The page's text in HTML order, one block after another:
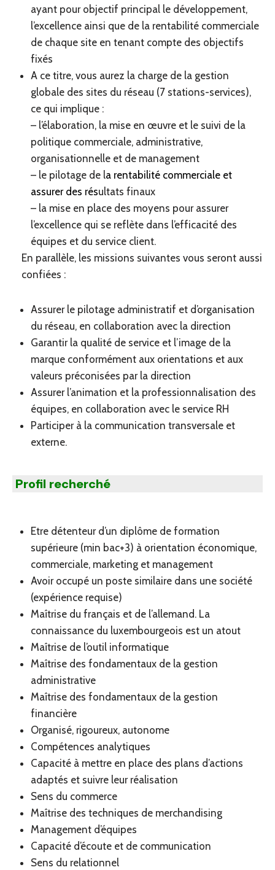
ayant pour objectif principal le développement,
l’excellence ainsi que de la rentabilité commerciale
de chaque site en tenant compte des objectifs
fixés
A ce titre, vous aurez la charge de la gestion
globale des sites du réseau (7 stations-services),
ce qui implique :
– l’élaboration, la mise en œuvre et le suivi de la
politique commerciale, administrative,
organisationnelle et de management
– le pilotage de la rentabilité commerciale et
assurer des résultats finaux
– la mise en place des moyens pour assurer
l’excellence qui se reflète dans l’efficacité des
équipes et du service client.
En parallèle, les missions suivantes vous seront aussi
confiées :
Assurer le pilotage administratif et d’organisation
du réseau, en collaboration avec la direction
Garantir la qualité de service et l’image de la
marque conformément aux orientations et aux
valeurs préconisées par la direction
Assurer l’animation et la professionnalisation des
équipes, en collaboration avec le service RH
Participer à la communication transversale et
externe.
Profil recherché
Etre détenteur d’un diplôme de formation
supérieure (min bac+3) à orientation économique,
commerciale, marketing et management
Avoir occupé un poste similaire dans une société
(expérience requise)
Maîtrise du français et de l’allemand. La
connaissance du luxembourgeois est un atout
Maîtrise de l’outil informatique
Maîtrise des fondamentaux de la gestion
administrative
Maîtrise des fondamentaux de la gestion
financière
Organisé, rigoureux, autonome
Compétences analytiques
Capacité à mettre en place des plans d’actions
adaptés et suivre leur réalisation
Sens du commerce
Maîtrise des techniques de merchandising
Management d’équipes
Capacité d’écoute et de communication
Sens du relationnel